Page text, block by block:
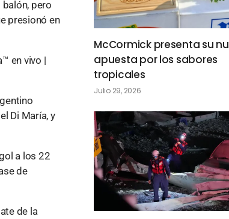
pero
presionó en
Di María, y
a los 22
de
de la
McCormick presenta su
apuesta por los sabores
tropicales
Julio 29, 2026